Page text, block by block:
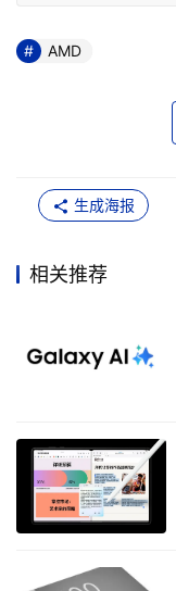
AMD
生成海报
相关推荐